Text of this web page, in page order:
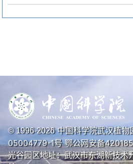
© 1996-2026中国科学院武汉植
05004779-1号鄂公网安备
光谷园区地址：武汉市东湖新技术